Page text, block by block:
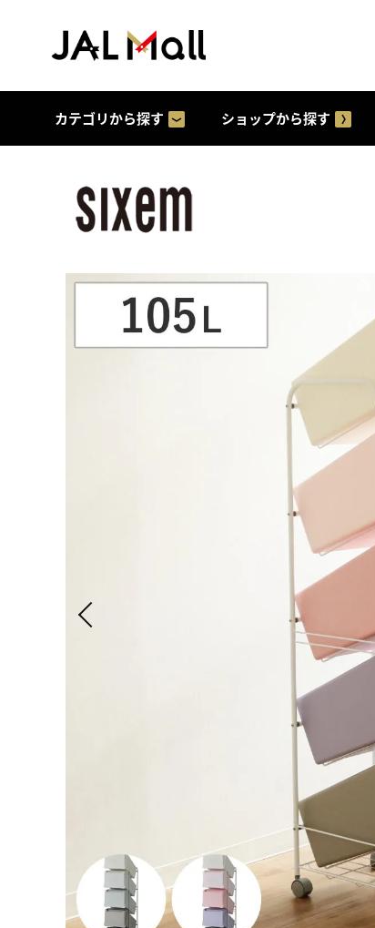
カテゴリから探す ショップから探す